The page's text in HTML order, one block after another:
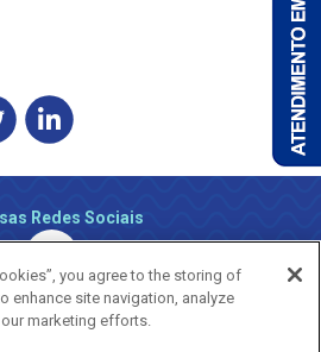
Redes Sociais
you agree to the storing of
enhance site navigation, analyze
marketing efforts.